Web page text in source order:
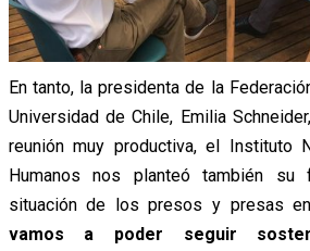
En tanto, la presidenta de la
Universidad de Chile, Emilia
reunión muy productiva, el Instituto
Humanos nos planteó también su
situación de los presos y presas
vamos a poder seguir